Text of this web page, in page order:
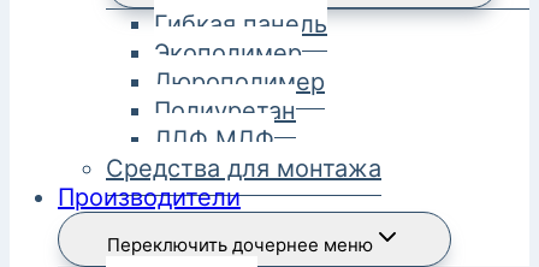
Гибкая панель
Экополимер
Дюрополимер
Полиуретан
ЛДФ МДФ
Средства для монтажа
Производители
Переключить дочернее меню